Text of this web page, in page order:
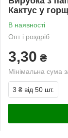
Кактус у
В наявності
Опт і роздріб
3,30 ₴
Мінімальна сума
3 ₴ від 50 шт.